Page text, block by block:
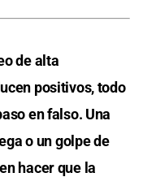
de alta
positivos, todo
en falso. Una
o un golpe de
hacer que la